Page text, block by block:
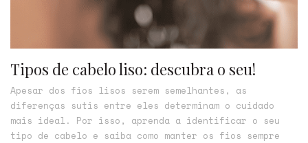
Tipos de cabelo liso: descubra o seu!
Apesar dos fios lisos serem semelhantes, as
diferenças sutis entre eles determinam o cuidado
mais ideal. Por isso, aprenda a identificar o seu
tipo de cabelo e saiba como manter os fios sempre